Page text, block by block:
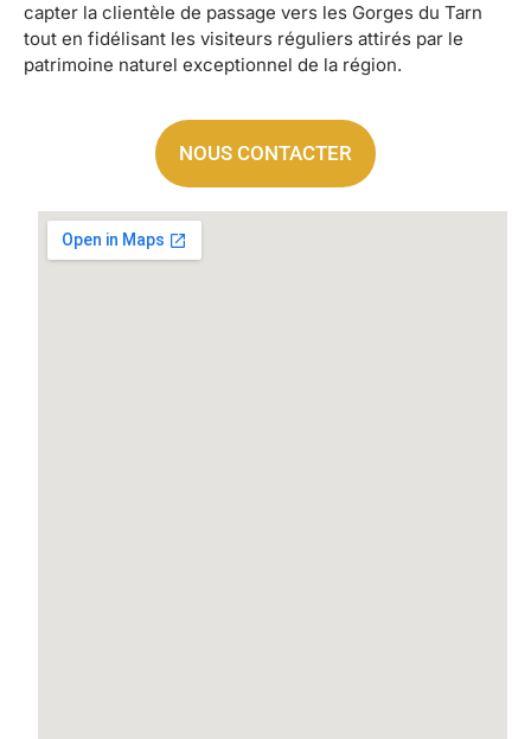
capter la clientèle de passage vers les Gorges du Tarn
tout en fidélisant les visiteurs réguliers attirés par le
patrimoine naturel exceptionnel de la région.
NOUS CONTACTER